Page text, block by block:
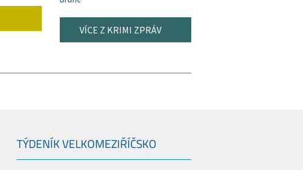
VÍCE Z KRIMI ZPRÁV
TÝDENÍK VELKOMEZIŘÍČSKO